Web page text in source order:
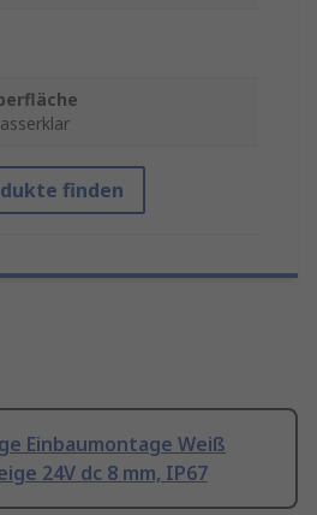
finden
Einbaumontage Weiß
24V dc 8 mm, IP67